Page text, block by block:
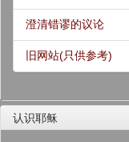
澄清错谬的议论
旧网站(只供参考)
认识耶稣